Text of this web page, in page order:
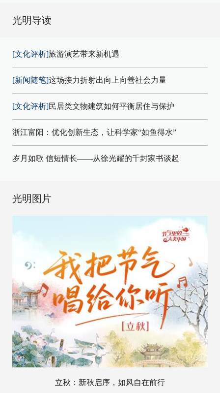
光明导读
[文化评析]旅游演艺带来新机遇
[新闻随笔]这场接力折射出向上向善社会力量
[文化评析]民居类文物建筑如何平衡居住与保护
浙江富阳：优化创新生态，让科学家“如鱼得水”
岁月如歌 信短情长——从徐光耀的千封家书谈起
光明图片
立秋：新秋启序，如风自在前行